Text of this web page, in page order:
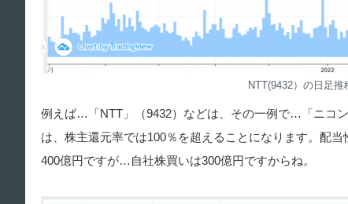
NTT(9432）の日足推
例えば…「NTT」（9432）などは、その一例で…「ニコ
は、株主還元率では100％を超えることになります。配
400億円ですが…自社株買いは300億円ですからね。